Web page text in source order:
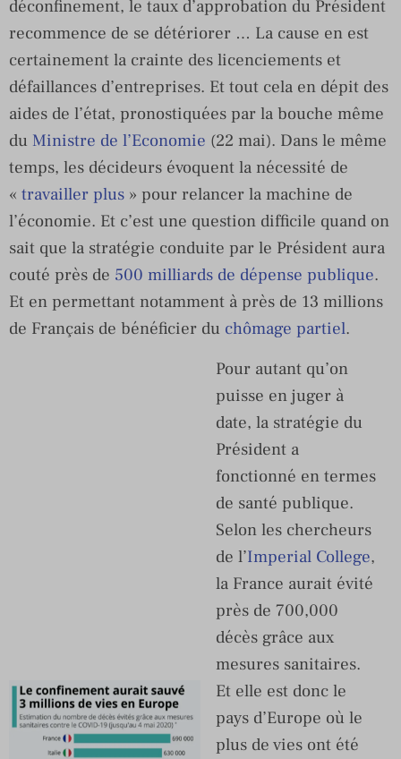
déconfinement, le taux d’approbation du Président
recommence de se détériorer … La cause en est
certainement la crainte des licenciements et
défaillances d’entreprises. Et tout cela en dépit des
aides de l’état, pronostiquées par la bouche même
du Ministre de l’Economie (22 mai). Dans le même
temps, les décideurs évoquent la nécessité de
« travailler plus » pour relancer la machine de
l’économie. Et c’est une question difficile quand on
sait que la stratégie conduite par le Président aura
couté près de 500 milliards de dépense publique.
Et en permettant notamment à près de 13 millions
de Français de bénéficier du chômage partiel.
Pour autant qu’on
puisse en juger à
date, la stratégie du
Président a
fonctionné en termes
de santé publique.
Selon les chercheurs
de l’Imperial College,
la France aurait évité
près de 700,000
décès grâce aux
mesures sanitaires.
Et elle est donc le
pays d’Europe où le
plus de vies ont été